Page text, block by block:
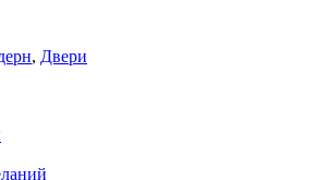
, Двери